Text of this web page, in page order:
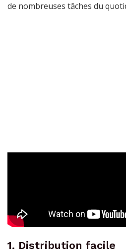
de nombreuses tâches du
1. Distribution facile